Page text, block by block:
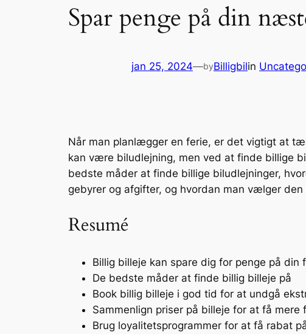
Spar penge på din
jan 25, 2024—byBilligbilin
Når man planlægger en ferie, er det vigtigt at
kan være biludlejning, men ved at finde billige
bedste måder at finde billige biludlejninger,
gebyrer og afgifter, og hvordan man vælger
Resumé
Billig billeje kan spare dig for penge på din
De bedste måder at finde billig billeje på
Book billig billeje i god tid for at undgå
Sammenlign priser på billeje for at få mere
Brug loyalitetsprogrammer for at få rabat